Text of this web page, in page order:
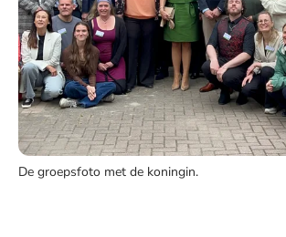
De groepsfoto met de koningin.